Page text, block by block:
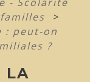
>
: peut-on
?
LA